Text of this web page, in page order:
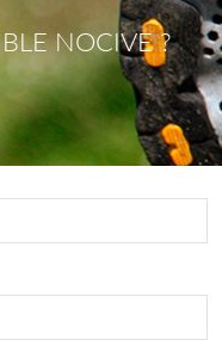
NOCIVE ?